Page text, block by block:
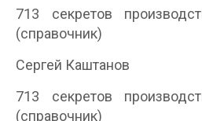
713 секретов
(справочник)
Сергей Каштанов
713 секретов
(справочник)